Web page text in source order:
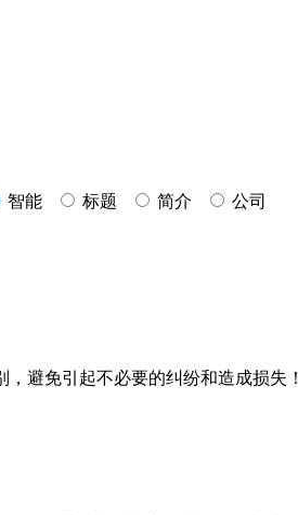
智能
标题 简介
公司
避免引起不必要的纠纷和造成损失！